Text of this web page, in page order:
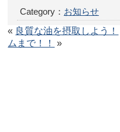
Category： お知らせ
« 良質な油を摂取しよう！
ムまで！！
»